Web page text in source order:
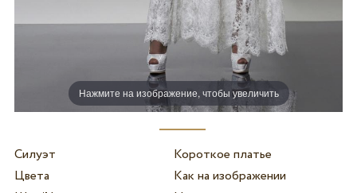
Нажмите на изображение, чтобы увеличить
Силуэт
Короткое платье
Цвета
Как на изображении